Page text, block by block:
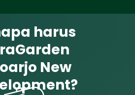
harus
New